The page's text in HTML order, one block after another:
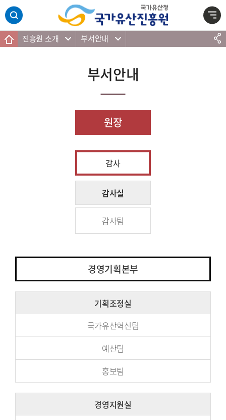
본문 바로가기
주메뉴 바로가기
하단 바로가기
진흥원 소개 부서안내
부서안내
원장
경영기획본부
기획조정실
국가유산혁신팀
예산팀
홍보팀
경영지원실
감사
감사실
감사팀